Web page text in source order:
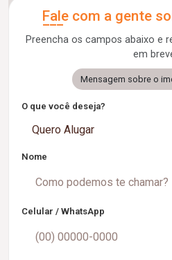
Fale com a gente
Preencha os campos abaixo e
em
Mensagem sobre o
O que você deseja?
Quero Alugar
Nome
Celular / WhatsApp